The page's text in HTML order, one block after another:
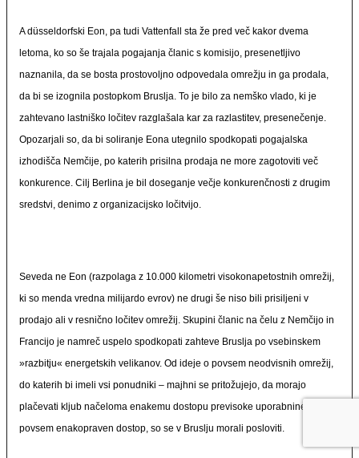
A düsseldorfski Eon, pa tudi Vattenfall sta že pred več kakor dvema
letoma, ko so še trajala pogajanja članic s komisijo, presenetljivo
naznanila, da se bosta prostovoljno odpovedala omrežju in ga prodala,
da bi se izognila postopkom Bruslja. To je bilo za nemško vlado, ki je
zahtevano lastniško ločitev razglašala kar za razlastitev, presenečenje.
Opozarjali so, da bi soliranje Eona utegnilo spodkopati pogajalska
izhodišča Nemčije, po katerih prisilna prodaja ne more zagotoviti več
konkurence. Cilj Berlina je bil doseganje večje konkurenčnosti z drugim
sredstvi, denimo z organizacijsko ločitvijo.
Seveda ne Eon (razpolaga z 10.000 kilometri visokonapetostnih omrežij,
ki so menda vredna milijardo evrov) ne drugi še niso bili prisiljeni v
prodajo ali v resnično ločitev omrežij. Skupini članic na čelu z Nemčijo in
Francijo je namreč uspelo spodkopati zahteve Bruslja po vsebinskem
»razbitju« energetskih velikanov. Od ideje o povsem neodvisnih omrežij,
do katerih bi imeli vsi ponudniki – majhni se pritožujejo, da morajo
plačevati kljub načeloma enakemu dostopu previsoke uporabnine –
povsem enakopraven dostop, so se v Bruslju morali posloviti.